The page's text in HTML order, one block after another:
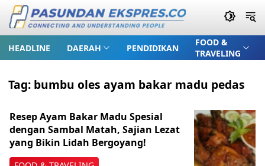
HEADLINE DAERAH PENDIDIKAN
FOOD &
TRAVELING
Tag: bumbu oles ayam bakar madu pedas
Resep Ayam Bakar Madu Spesial
dengan Sambal Matah, Sajian Lezat
yang Bikin Lidah Bergoyang!